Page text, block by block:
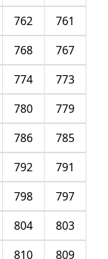
761
762
767
768
773
774
779
780
785
786
791
792
797
798
803
804
809
810